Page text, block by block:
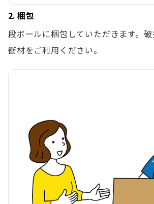
2. 梱包
段ボールに梱包していただきます。
衝材をご利用ください。